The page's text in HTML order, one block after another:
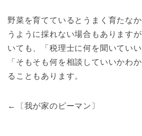
野菜を育てているとうまく育たな
うように採れない場合もあります
いても、「税理士に何を聞いてい
「そもそも何を相談していいかわ
ることもあります。
←〔我が家のピーマン〕